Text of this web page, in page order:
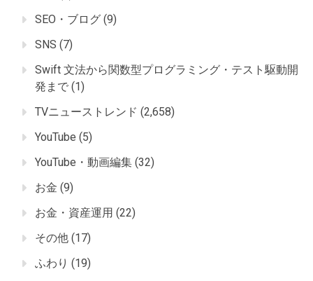
SEO・ブログ (9)
SNS (7)
Swift 文法から関数型プログラミング・テスト駆動開
発まで (1)
TVニューストレンド (2,658)
YouTube (5)
YouTube・動画編集 (32)
お金 (9)
お金・資産運用 (22)
その他 (17)
ふわり (19)